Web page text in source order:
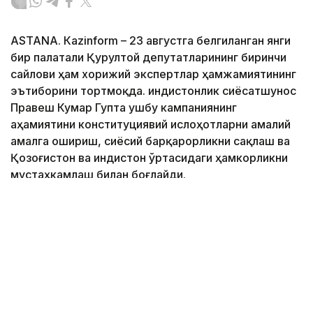
ASTANА. Кazinform – 23 августга белгиланган янги
бир палатали Қурултой депутатларининг биринчи
сайлови ҳам хорижий экспертлар ҳамжамиятининг
эътиборини тортмоқда. Ҳиндистонлик сиёсатшунос
Правеш Кумар Гупта ушбу кампаниянинг
аҳамиятини конституциявий ислоҳотларни амалий
амалга ошириш, сиёсий барқарорликни сақлаш ва
Қозоғистон ва Ҳиндистон ўртасидаги ҳамкорликни
мустаҳкамлаш билан боғлайди.